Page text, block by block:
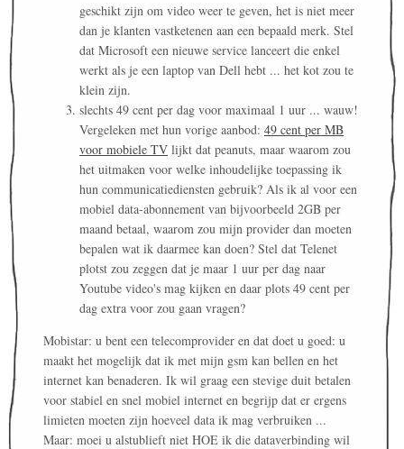
geschikt zijn om video weer te geven, het is niet meer
dan je klanten vastketenen aan een bepaald merk. Stel
dat Microsoft een nieuwe service lanceert die enkel
werkt als je een laptop van Dell hebt ... het kot zou te
klein zijn.
slechts 49 cent per dag voor maximaal 1 uur ... wauw!
Vergeleken met hun vorige aanbod: 49 cent per MB
voor mobiele TV lijkt dat peanuts, maar waarom zou
het uitmaken voor welke inhoudelijke toepassing ik
hun communicatiediensten gebruik? Als ik al voor een
mobiel data-abonnement van bijvoorbeeld 2GB per
maand betaal, waarom zou mijn provider dan moeten
bepalen wat ik daarmee kan doen? Stel dat Telenet
plotst zou zeggen dat je maar 1 uur per dag naar
Youtube video's mag kijken en daar plots 49 cent per
dag extra voor zou gaan vragen?
Mobistar: u bent een telecomprovider en dat doet u goed: u
maakt het mogelijk dat ik met mijn gsm kan bellen en het
internet kan benaderen. Ik wil graag een stevige duit betalen
voor stabiel en snel mobiel internet en begrijp dat er ergens
limieten moeten zijn hoeveel data ik mag verbruiken ...
Maar: moei u alstublieft niet HOE ik die dataverbinding wil